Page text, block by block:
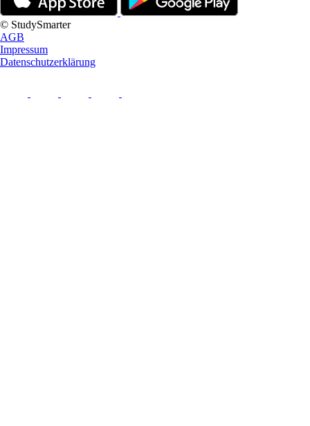
© StudySmarter
AGB
Impressum
Datenschutzerklärung